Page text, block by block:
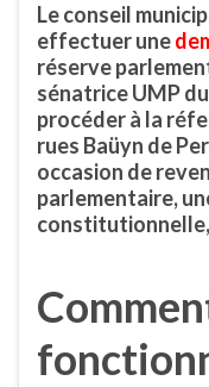
Le conseil
effectuer une
réserve
sénatrice UMP
procéder à la
rues Baüyn de
occasion de
parlementaire,